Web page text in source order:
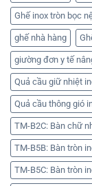
Ghế inox tròn bọc
ghế nhà hàng
giường đơn y tế
Quả cầu giữ nhiệt
Quả cầu thông gió
TM-B2C: Bàn chữ
TM-B5B: Bàn tròn
TM-B5C: Bàn tròn